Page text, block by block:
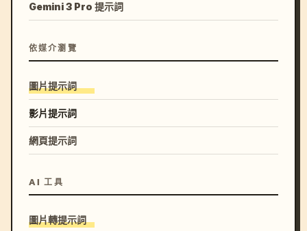
Gemini 3 Pro 提示詞
依媒介瀏覽
圖片提示詞
影片提示詞
網頁提示詞
AI 工具
圖片轉提示詞